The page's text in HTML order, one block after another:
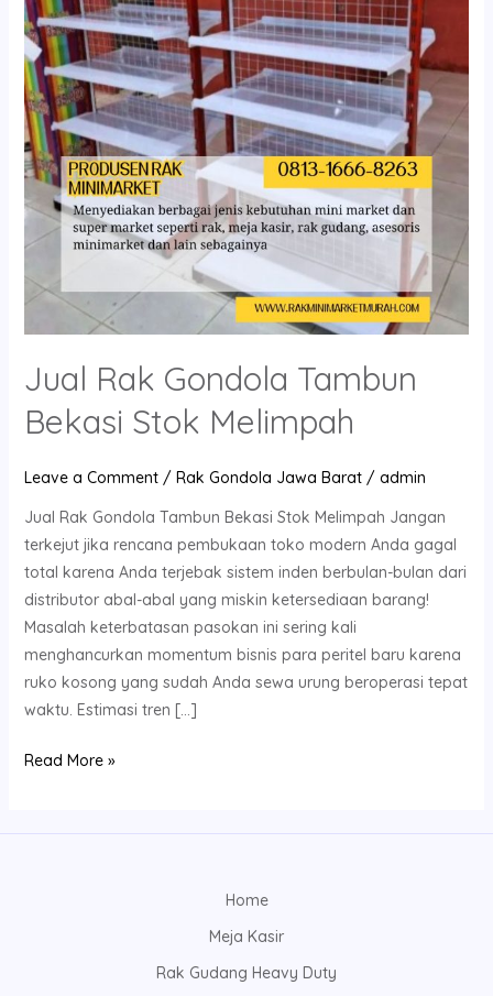
Jual Rak Gondola Tambun
Bekasi Stok Melimpah
Leave a Comment / Rak Gondola Jawa Barat/ admin
Jual Rak Gondola Tambun Bekasi Stok Melimpah Jangan
terkejut jika rencana pembukaan toko modern Anda gagal
total karena Anda terjebak sistem inden berbulan-bulan dari
distributor abal-abal yang miskin ketersediaan barang!
Masalah keterbatasan pasokan ini sering kali
menghancurkan momentum bisnis para peritel baru karena
ruko kosong yang sudah Anda sewa urung beroperasi tepat
waktu. Estimasi tren […]
Bekasi
Stok
Melimpah
Read More »
Home
Meja Kasir
Rak Gudang Heavy Duty